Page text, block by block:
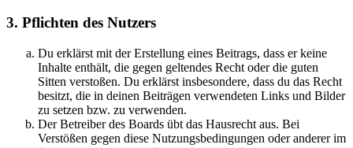
3. Pflichten des Nutzers
Du erklärst mit der Erstellung eines Beitrags, dass er keine
Inhalte enthält, die gegen geltendes Recht oder die guten
Sitten verstoßen. Du erklärst insbesondere, dass du das Recht
besitzt, die in deinen Beiträgen verwendeten Links und Bilder
zu setzen bzw. zu verwenden.
Der Betreiber des Boards übt das Hausrecht aus. Bei
Verstößen gegen diese Nutzungsbedingungen oder anderer im